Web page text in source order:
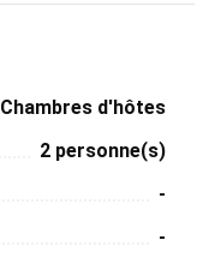
Chambres d'hôtes
2 personne(s)
-
-